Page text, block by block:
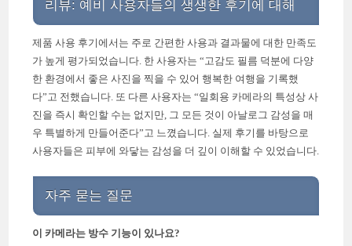
리뷰: 예비 사용자들의 생생한 후기에 대해
제품 사용 후기에서는 주로 간편한 사용과 결과물에 대한 만족도
가 높게 평가되었습니다. 한 사용자는 “고감도 필름 덕분에 다양
한 환경에서 좋은 사진을 찍을 수 있어 행복한 여행을 기록했
다”고 전했습니다. 또 다른 사용자는 “일회용 카메라의 특성상 사
진을 즉시 확인할 수는 없지만, 그 모든 것이 아날로그 감성을 매
우 특별하게 만들어준다”고 느꼈습니다. 실제 후기를 바탕으로
사용자들은 피부에 와닿는 감성을 더 깊이 이해할 수 있었습니다.
자주 묻는 질문
이 카메라는 방수 기능이 있나요?